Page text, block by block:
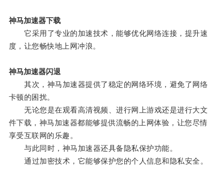
神马加速器下载
它采用了专业的加速技术，能够优化网络连接，提升速
度，让您畅快地上网冲浪。
神马加速器闪退
其次，神马加速器提供了稳定的网络环境，避免了网络
卡顿的困扰。
无论您是在观看高清视频、进行网上游戏还是进行大文
件下载，神马加速器都能够提供流畅的上网体验，让您尽情
享受互联网的乐趣。
与此同时，神马加速器还具备隐私保护功能。
通过加密技术，它能够保护您的个人信息和隐私安全。